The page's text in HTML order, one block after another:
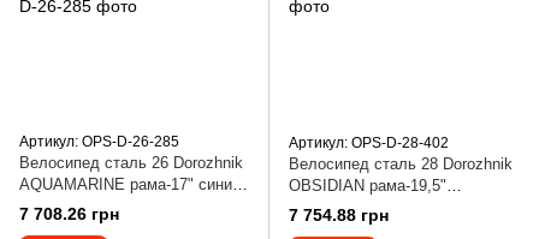
Артикул: OPS-D-26-285
Велосипед сталь 26 Dorozhnik
AQUAMARINE рама-17" синий
с багажником задн. St с
корзиной Pl с крылом
7 708.26 грн
Артикул: OPS-D-28-402
Велосипед сталь 28 Dorozhnik
OBSIDIAN рама-19,5"
фиолетовый с багажником
задней St с корзиной Pl с
7 754.88 грн